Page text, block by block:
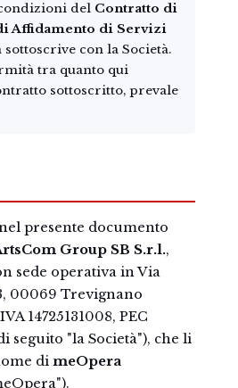
del Contratto di
Affidamento di Servizi
con la Società.
tra quanto qui
sottoscritto, prevale
presente documento
Group SB S.r.l.,
sede operativa in Via
00069 Trevignano
14725131008, PEC
seguito "la Società"), che li
di meOpera